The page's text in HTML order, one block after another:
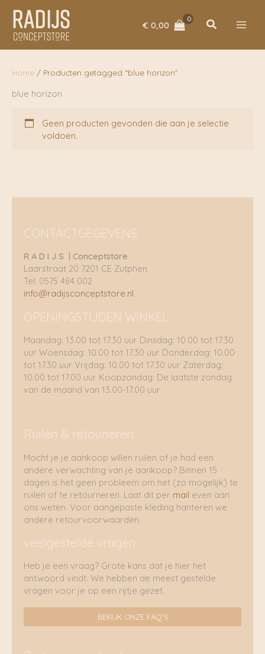
naar
inhoud
€ 0,00 Zoeken
Home / Producten getagged “blue horizon”
blue horizon
Geen producten gevonden die aan je selectie
voldoen.
CONTACTGEGEVENS
R A D I J S | Conceptstore
Laarstraat 20 7201 CE Zutphen
Tel: 0575 484 002
info@radijsconceptstore.nl
OPENINGSTIJDEN WINKEL
Maandag: 13.00 tot 17.30 uur Dinsdag: 10.00 tot 17.30
uur Woensdag: 10.00 tot 17.30 uur Donderdag: 10.00
tot 17.30 uur Vrijdag: 10.00 tot 17.30 uur Zaterdag:
10.00 tot 17.00 uur Koopzondag: De laatste zondag
van de maand van 13.00-17.00 uur
Ruilen & retouneren
Mocht je je aankoop willen ruilen of je had een
andere verwachting van je aankoop? Binnen 15
dagen is het geen probleem om het (zo mogelijk) te
ruilen of te retourneren. Laat dit per mail even aan
ons weten. Voor aangepaste kleding hanteren we
andere retourvoorwaarden.
veelgestelde vragen
Heb je een vraag? Grote kans dat je hier het
antwoord vindt. We hebben de meest gestelde
vragen voor je op een rijtje gezet.
BEKIJK ONZE FAQ'S